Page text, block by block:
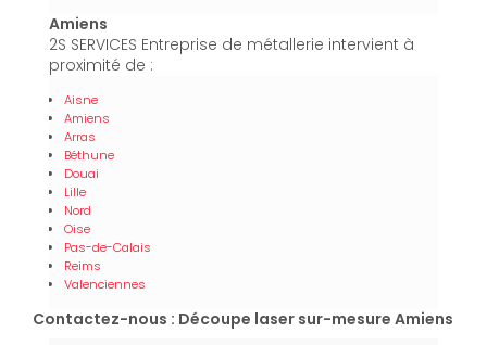
Amiens
2S SERVICES Entreprise de métallerie intervient à
proximité de :
Aisne
Amiens
Arras
Béthune
Douai
Lille
Nord
Oise
Pas-de-Calais
Reims
Valenciennes
Contactez-nous : Découpe laser sur-mesure Amiens